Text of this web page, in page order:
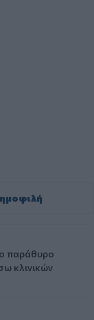
παράθυρο
κλινικών